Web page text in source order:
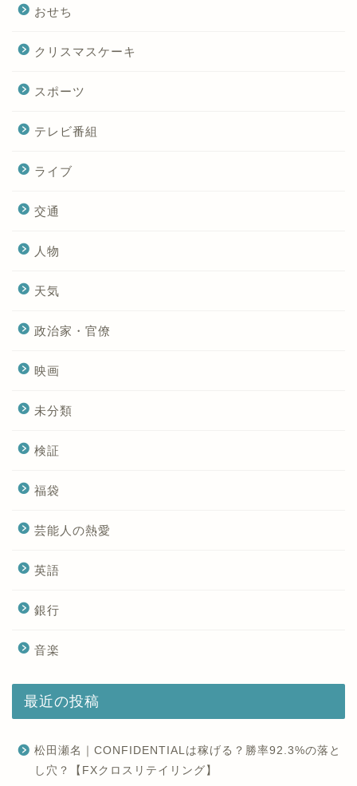
おせち
クリスマスケーキ
スポーツ
テレビ番組
ライブ
交通
人物
天気
政治家・官僚
映画
未分類
検証
福袋
芸能人の熱愛
英語
銀行
音楽
最近の投稿
松田瀬名｜CONFIDENTIALは稼げる？勝率92.3%の落と
し穴？【FXクロスリテイリング】